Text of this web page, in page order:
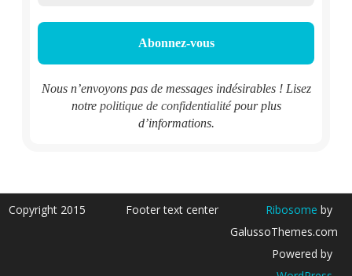
Nous n’envoyons pas de messages indésirables ! Lisez
notre politique de confidentialitépour plus
d’informations.
Copyright 2015 Footer text center Ribosome by
GalussoThemes.com
Powered by